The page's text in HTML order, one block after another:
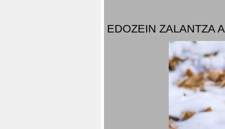
EDOZEIN ZALANTZA